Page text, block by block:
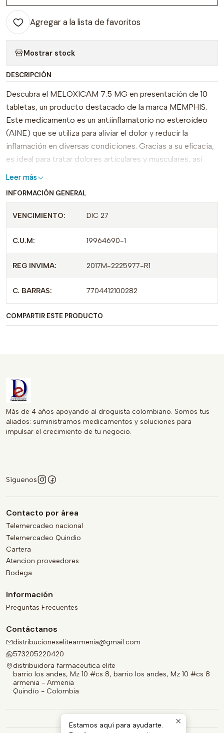
Agregar a la lista de favoritos
Mostrar stock
DESCRIPCIÓN
Descubra el MELOXICAM 7.5 MG en presentación de 10
tabletas, un producto destacado de la marca MEMPHIS.
Este medicamento es un antiinflamatorio no esteroideo
(AINE) que se utiliza para aliviar el dolor y reducir la
inflamación en diversas condiciones. Gracias a su eficacia,
es ideal para tratar dolores articulares y musculares, así
como síntomas de artritis y esguinces.
Lo que diferencia al MELOXICAM de otros analgésicos es
prolongada, brindando un alivio efectivo y duradero. Su uso
que lo convierte en una opción ideal para quienes buscan
en tu botiquín y experimenta la diferencia que puedes
Registra tu compra y recibe el producto de manera rápida
Leer más
INFORMACIÓN GENERAL
VENCIMIENTO: DIC 27
C.U.M: 19964690-1
REG INVIMA: 2017M-2225977-R1
C. BARRAS: 7704412100282
COMPARTIR ESTE PRODUCTO
Más de 4 años apoyando al droguista colombiano. Somos tus
aliados: suministramos medicamentos y soluciones para
impulsar el crecimiento de tu negocio.
Síguenos
Contacto por área
Telemercadeo nacional
Telemercadeo Quindio
Cartera
Atencion proveedores
Bodega
Información
Preguntas Frecuentes
Contáctanos
distribucioneselitearmenia@gmail.com
573205220420
distribuidora farmaceutica elite
barrio los andes, Mz 10 #cs 8, barrio los andes, Mz 10 #cs 8
armenia - Armenia
Quindío - Colombia
Estamos aquí para ayudarte.